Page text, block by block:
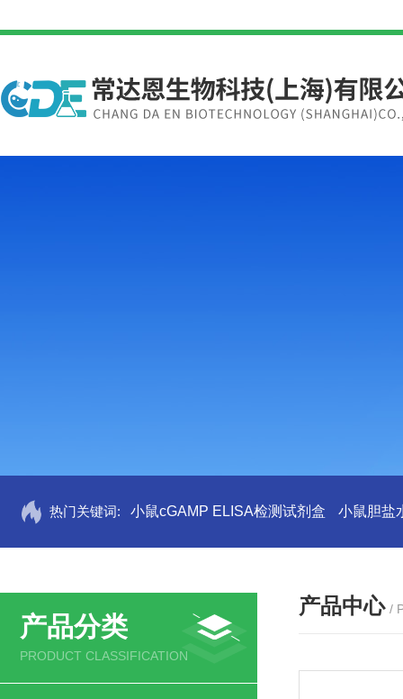
热门关键词: 小鼠cGAMP ELISA检测试剂盒 小鼠胆盐
产品分类
PRODUCT CLASSIFICATION
产品中心 /